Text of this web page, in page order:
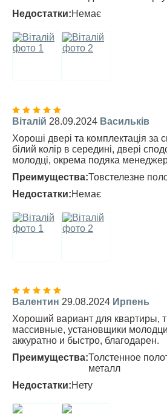
Недостатки:Немає
Віталій 28.09.2024 Васильків
Хороші двері та комплектація за
білий колір в середині, двері
молодці, окрема подяка
Преимущества:Товстелезне
Недостатки:Немає
Валентин 29.08.2024 Ирпень
Хороший вариант для квартиры,
массивные, установщики
аккуратно и быстро, благодарен.
Преимущества:Толстенное
металл
Недостатки:Нету